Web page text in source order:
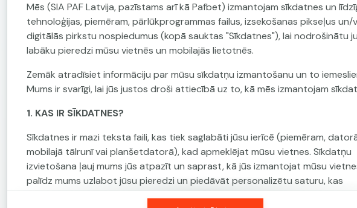
pieslēdzies, lai spēlētu ar īstu naudu.
Pieslēgties
Mēs (SIA PAF Latvija, pazīstams arī kā Pafbet) izmantojam sīkdatnes un
tehnoloģijas, piemēram, pārlūkprogrammas failus, izsekošanas pikseļus un/
digitālās pirkstu nospiedumus (kopā sauktas "Sīkdatnes"), lai nodrošinātu
labāku pieredzi mūsu vietnēs un mobilajās lietotnēs.
Zemāk atradīsiet informāciju par mūsu sīkdatņu izmantošanu un to
Mums ir svarīgi, lai jūs justos droši attiecībā uz to, kā mēs izmantojam
1. KAS IR SĪKDATNES?
Sīkdatnes ir mazi teksta faili, kas tiek saglabāti jūsu ierīcē (piemēram,
mobilajā tālrunī vai planšetdatorā), kad apmeklējat mūsu vietnes. Sīkdatņu
izvietošana ļauj mums jūs atpazīt un saprast, kā jūs izmantojat mūsu
palīdz mums uzlabot jūsu pieredzi un piedāvāt personalizētu saturu, kas
pielāgots jūsu vēlmēm.